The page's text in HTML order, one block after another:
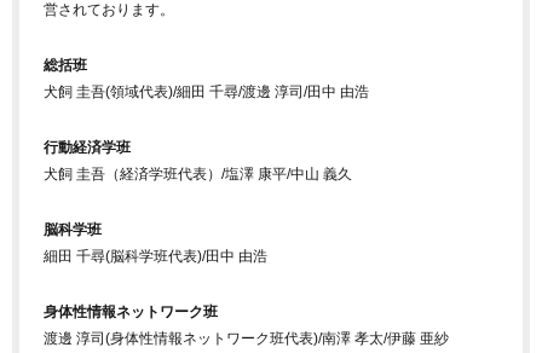
営されております。
総括班
犬飼 圭吾(領域代表)/細田 千尋/渡邊 淳司/田中 由浩
行動経済学班
犬飼 圭吾（経済学班代表）/塩澤 康平/中山 義久
脳科学班
細田 千尋(脳科学班代表)/田中 由浩
身体性情報ネットワーク班
渡邊 淳司(身体性情報ネットワーク班代表)/南澤 孝太/伊藤 亜紗